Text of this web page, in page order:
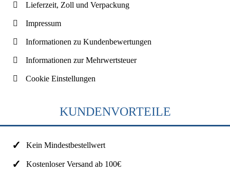
Lieferzeit, Zoll und Verpackung
Impressum
Informationen zu Kundenbewertungen
Informationen zur Mehrwertsteuer
Cookie Einstellungen
KUNDENVORTEILE
Kein Mindestbestellwert
Kostenloser Versand ab 100€